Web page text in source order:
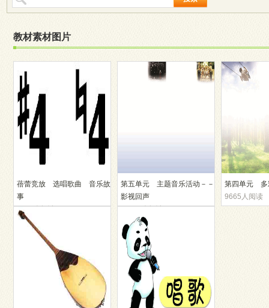
教材素材图片
蓓蕾竞放 选唱歌曲 音乐故
事
9610人阅读
第五单元 主题音乐活动－－
影视回声
10752人阅读
第四单元 多
9665人阅读